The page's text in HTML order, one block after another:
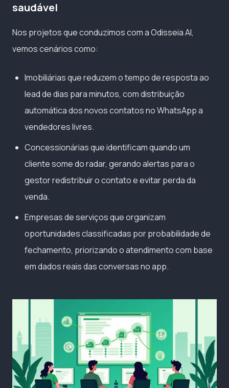
saudável
Nos projetos que conduzimos com a Odisseia AI,
vemos cenários como:
Imobiliárias que reduzem o tempo de resposta ao
lead de dias para minutos, com distribuição
automática dos novos contatos no WhatsApp a
vendedores livres.
Concessionárias que identificam quando um
cliente some do radar, gerando alertas para o
gestor redistribuir o contato e evitar perda da
venda.
Empresas de serviços que organizam
oportunidades classificadas por probabilidade de
fechamento, priorizando o atendimento com base
em dados reais das conversas no app.